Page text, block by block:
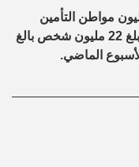
إلى ذلك، فقد ما مجموعه 12 مليون مواطن التأمين
الصحي الذي يرعاه صاحب العمل، بينما أبلغ 22 مليون شخص بالغ
الماضي.